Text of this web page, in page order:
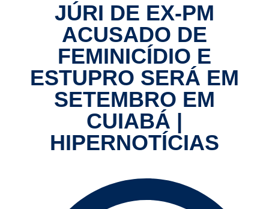
JÚRI DE EX-PM
ACUSADO DE
FEMINICÍDIO E
ESTUPRO SERÁ EM
SETEMBRO EM
CUIABÁ |
HIPERNOTÍCIAS